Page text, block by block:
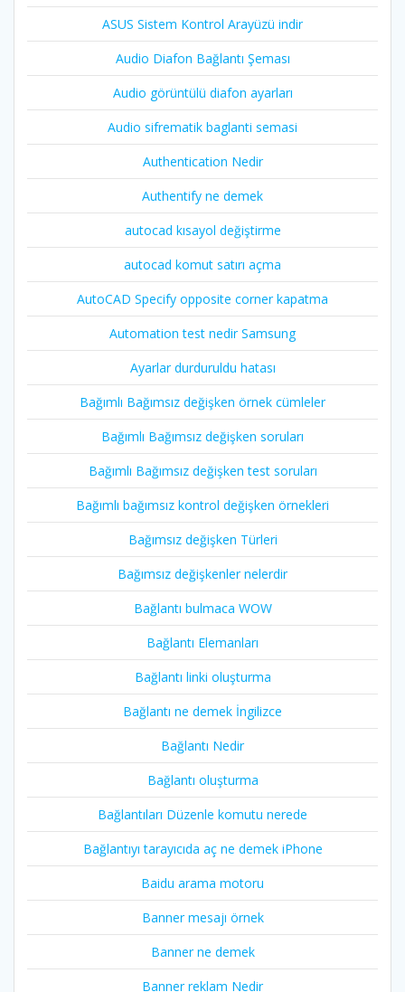
ASUS Sistem Kontrol Arayüzü indir
Audio Diafon Bağlantı Şeması
Audio görüntülü diafon ayarları
Audio sifrematik baglanti semasi
Authentication Nedir
Authentify ne demek
autocad kısayol değiştirme
autocad komut satırı açma
AutoCAD Specify opposite corner kapatma
Automation test nedir Samsung
Ayarlar durduruldu hatası
Bağımlı Bağımsız değişken örnek cümleler
Bağımlı Bağımsız değişken soruları
Bağımlı Bağımsız değişken test soruları
Bağımlı bağımsız kontrol değişken örnekleri
Bağımsız değişken Türleri
Bağımsız değişkenler nelerdir
Bağlantı bulmaca WOW
Bağlantı Elemanları
Bağlantı linki oluşturma
Bağlantı ne demek İngilizce
Bağlantı Nedir
Bağlantı oluşturma
Bağlantıları Düzenle komutu nerede
Bağlantıyı tarayıcıda aç ne demek iPhone
Baidu arama motoru
Banner mesajı örnek
Banner ne demek
Banner reklam Nedir